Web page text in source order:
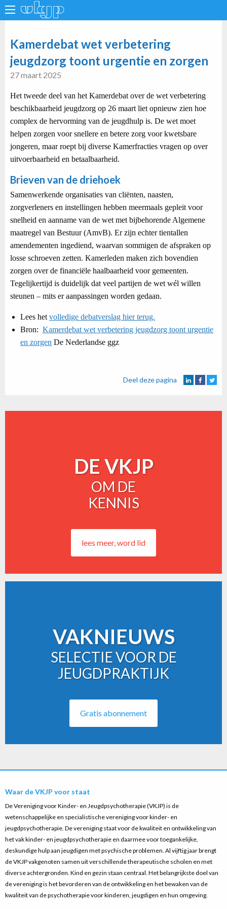
Kamerdebat wet verbetering
jeugdzorg toont urgentie en zorgen
27 maart 2025
Het tweede deel van het Kamerdebat over de wet verbetering
beschikbaarheid jeugdzorg op 26 maart liet opnieuw zien hoe
complex de hervorming van de jeugdhulp is. De wet moet
helpen zorgen voor snellere en betere zorg voor kwetsbare
jongeren, maar roept bij diverse Kamerfracties vragen op over
uitvoerbaarheid en betaalbaarheid.
Brieven van de driehoek
Samenwerkende organisaties van cliënten, naasten,
zorgverleners en instellingen hebben meermaals gepleit voor
snelheid en aanname van de wet met bijbehorende Algemene
maatregel van Bestuur (AmvB). Er zijn echter tientallen
amendementen ingediend, waarvan sommigen de afspraken op
losse schroeven zetten. Kamerleden maken zich bovendien
zorgen over de financiële haalbaarheid voor gemeenten.
Tegelijkertijd is duidelijk dat veel partijen de wet wél willen
steunen – mits er aanpassingen worden gedaan.
Lees het volledige debatverslag hier terug.
Bron: Kamerdebat wet verbetering jeugdzorg toont urgentie
en zorgen De Nederlandse ggz
Deel deze pagina
DE VKJP
OM DE
KENNIS
lees meer, word lid
VAKNIEUWS
SELECTIE VOOR DE
JEUGDPRAKTIJK
Gratis abonnement
Waar de VKJP voor staat
De Vereniging voor Kinder- en Jeugdpsychotherapie (VKJP) is de
wetenschappelijke en specialistische vereniging voor kinder- en
jeugdpsychotherapie. De vereniging staat voor de kwaliteit en ontwikkeling van
het vak kinder- en jeugdpsychotherapie en daarmee voor toegankelijke,
deskundige hulp aan jeugdigen met psychische problemen. Al vijftig jaar brengt
de VKJP vakgenoten samen uit verschillende therapeutische scholen en met
diverse achtergronden. Kind en gezin staan centraal. Het belangrijkste doel van
de vereniging is het bevorderen van de ontwikkeling en het bewaken van de
kwaliteit van de psychotherapie voor kinderen, jeugdigen en hun omgeving.